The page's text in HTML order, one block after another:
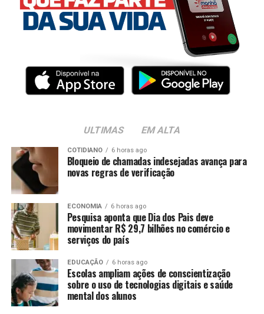
ULTIMAS EM ALTA
COTIDIANO 6 horas ago
Bloqueio de chamadas indesejadas avança para
novas regras de verificação
ECONOMIA 6 horas ago
Pesquisa aponta que Dia dos Pais deve
movimentar R$ 29,7 bilhões no comércio e
serviços do país
EDUCAÇÃO 6 horas ago
Escolas ampliam ações de conscientização
sobre o uso de tecnologias digitais e saúde
mental dos alunos